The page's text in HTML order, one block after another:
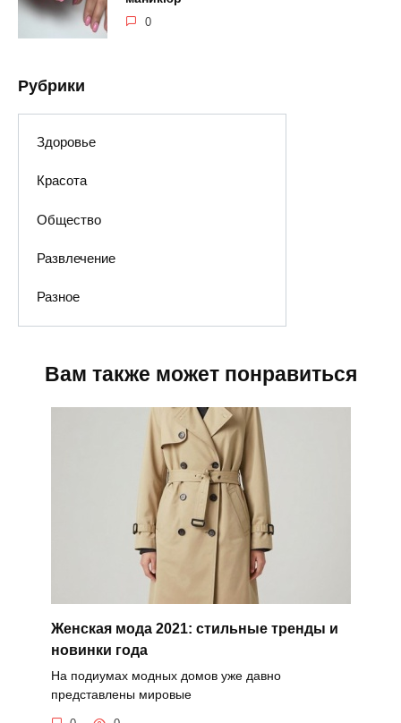
0
Рубрики
Здоровье
Красота
Общество
Развлечение
Разное
Вам также может понравиться
Женская мода 2021: стильные тренды и
новинки года
На подиумах модных домов уже давно
представлены мировые